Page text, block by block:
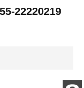
22220219